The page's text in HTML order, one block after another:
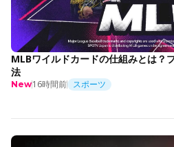
MLBワイルドカードの仕組みとは？
法
New16時間前 スポーツ